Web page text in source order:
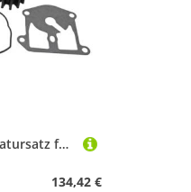
AnRMeT Teile Reparatursatz for Außenbordwasserpumpe mit Laufrad for OC 3854661 987253 987743 0987176 03853654 18-3469
134,42 €